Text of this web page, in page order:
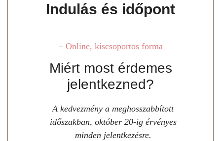
Indulás és időpont
– Online, kiscsoportos forma
Miért most érdemes
jelentkezned?
A kedvezmény a meghosszabbított
időszakban, október 20-ig érvényes
minden jelentkezésre.